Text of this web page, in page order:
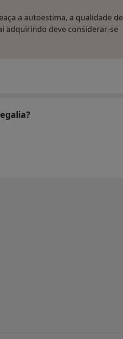
a autoestima, a qualidade de
adquirindo deve considerar-se